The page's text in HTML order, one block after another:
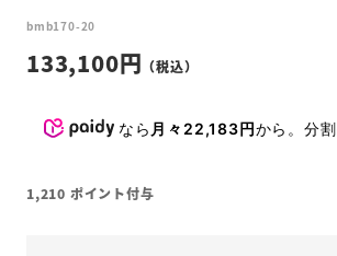
bmb170-20
133,100
なら 月々22,183円から。分
1,210 ポイント付与